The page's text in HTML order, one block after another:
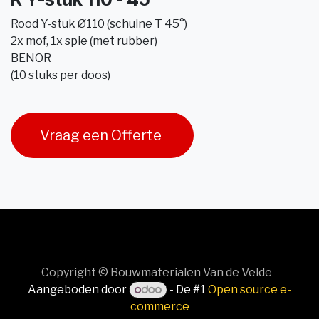
Rood Y-stuk Ø110 (schuine T 45°)
2x mof, 1x spie (met rubber)
BENOR
(10 stuks per doos)
Vraag een Offerte
Copyright © Bouwmaterialen Van de Velde
Aangeboden door
- De #1Open source e-
commerce